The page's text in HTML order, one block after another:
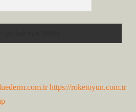
https://roketoyun.com.tr